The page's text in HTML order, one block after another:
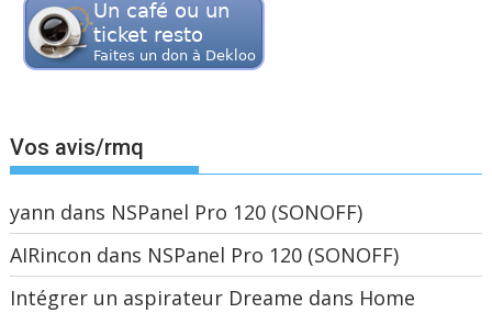
Vos avis/rmq
yann dans NSPanel Pro 120 (SONOFF)
AIRincon dans NSPanel Pro 120 (SONOFF)
Intégrer un aspirateur Dreame dans Home